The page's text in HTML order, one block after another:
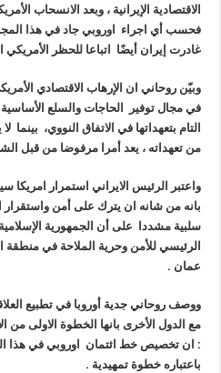
الاقتصادية الإيرانية ، وبعد الانسحاب
فحسب أي اجراء اوروبي جاد في هذا
غادرت إيران أيضًا اتباعا للحظر الأمريكي
وبيّن روحاني ان الإرهاب الاقتصادي
في مجال توفير الحاجات والسلع الأساسية
التام بتعهداتها في الاتفاق النووي، بينما
من تعهداته ، يعد أمرا مرفوضا من قبل
واعتبر الرئيس الايراني استمرار امريكا
بانه من شانه ان يترك على أمن واستقرار
سلبية مشددا على أن الجمهورية
الرئيسي للأمن وحرية الملاحة في
عمان .
ووصف روحاني جدية أوروبا في تطبيع
مع الدول الأخرى بانها الخطوة الاولى من
: ان تخصيص خط ائتمان اوروبي في هذا
باعتباره خطوة تمهيدية .